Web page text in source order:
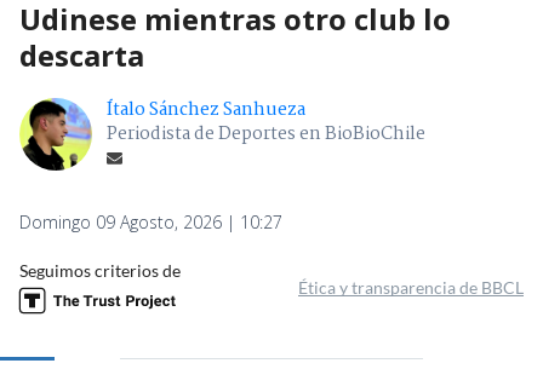
Udinese mientras otro club lo
descarta
Ítalo Sánchez Sanhueza
Periodista de Deportes en BioBioChile
Domingo 09 Agosto, 2026 | 10:27
Seguimos criterios de
Ética y transparencia de BBCL